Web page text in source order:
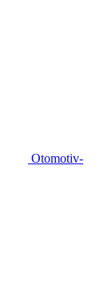
Otomotiv-